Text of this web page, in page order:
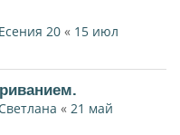
Есения 20 « 15 июл
Светлана « 21 май